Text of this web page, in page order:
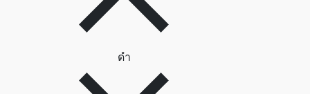
ดำลบตัวกรอง ดำ